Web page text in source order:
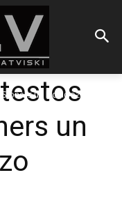
un Doviciozo
un